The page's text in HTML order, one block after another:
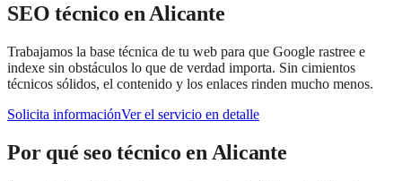
SEO técnico en Alicante
Trabajamos la base técnica de tu web para que Google rastree e
indexe sin obstáculos lo que de verdad importa. Sin cimientos
técnicos sólidos, el contenido y los enlaces rinden mucho menos.
Solicita informaciónVer el servicio en detalle
Por quéseo técnico en Alicante